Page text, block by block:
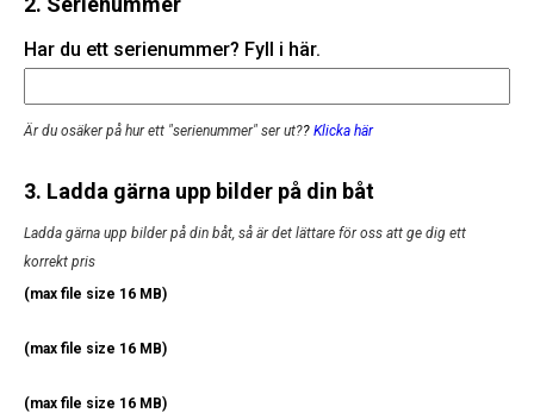
Har du ett serienummer? Fyll i här.
Är du osäker på hur ett "serienummer" ser ut?? Klicka här
3. Ladda gärna upp bilder på din båt
Ladda gärna upp bilder på din båt, så är det lättare för oss att ge dig ett
korrekt pris
(max file size 16 MB)
(max file size 16 MB)
(max file size 16 MB)